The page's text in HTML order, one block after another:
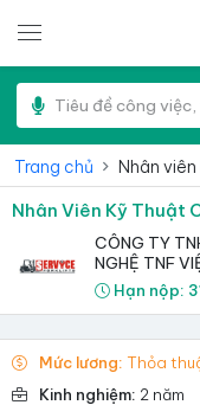
Trang chủ Nhân
Nhân Viên Kỹ Thuật
CÔNG TY
NGHỆ TNF
Hạn nộp:
Mức lương: Thỏa
Kinh nghiệm: 2 năm